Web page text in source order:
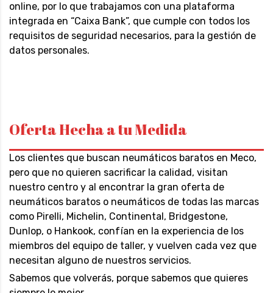
online, por lo que trabajamos con una plataforma
integrada en “Caixa Bank”, que cumple con todos los
requisitos de seguridad necesarios, para la gestión de
datos personales.
Oferta Hecha a tu Medida
Los clientes que buscan neumáticos baratos en Meco,
pero que no quieren sacrificar la calidad, visitan
nuestro centro y al encontrar la gran oferta de
neumáticos baratos o neumáticos de todas las marcas
como Pirelli, Michelin, Continental, Bridgestone,
Dunlop, o Hankook, confían en la experiencia de los
miembros del equipo de taller, y vuelven cada vez que
necesitan alguno de nuestros servicios.
Sabemos que volverás, porque sabemos que quieres